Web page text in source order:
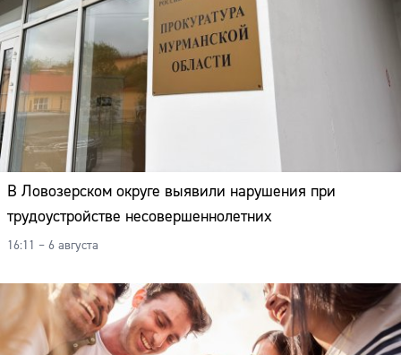
В Ловозерском округе выявили нарушения при
трудоустройстве несовершеннолетних
16:11 – 6 августа